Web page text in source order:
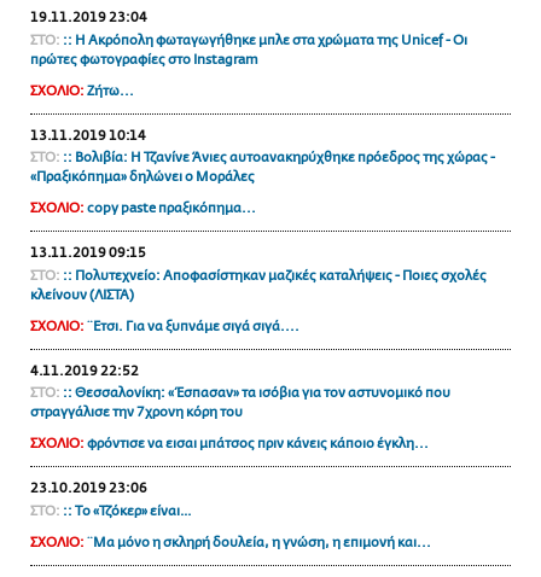
19.11.2019 23:04
ΣΤΟ: :: Η Ακρόπολη φωταγωγήθηκε μπλε στα χρώματα της Unicef - Οι
πρώτες φωτογραφίες στο Instagram
ΣΧΟΛΙΟ: Ζήτω...
13.11.2019 10:14
ΣΤΟ: :: Βολιβία: H Τζανίνε Άνιες αυτοανακηρύχθηκε πρόεδρος της χώρας -
«Πραξικόπημα» δηλώνει ο Μοράλες
ΣΧΟΛΙΟ: copy paste πραξικόπημα...
13.11.2019 09:15
ΣΤΟ: :: Πολυτεχνείο: Αποφασίστηκαν μαζικές καταλήψεις - Ποιες σχολές
κλείνουν (ΛΙΣΤΑ)
ΣΧΟΛΙΟ: ¨Ετσι. Για να ξυπνάμε σιγά σιγά....
4.11.2019 22:52
ΣΤΟ: :: Θεσσαλονίκη: «Έσπασαν» τα ισόβια για τον αστυνομικό που
στραγγάλισε την 7χρονη κόρη του
ΣΧΟΛΙΟ: φρόντισε να εισαι μπάτσος πριν κάνεις κάποιο έγκλη...
23.10.2019 23:06
ΣΤΟ: :: Το «Τζόκερ» είναι…
ΣΧΟΛΙΟ: ¨Μα μόνο η σκληρή δουλεία, η γνώση, η επιμονή και...